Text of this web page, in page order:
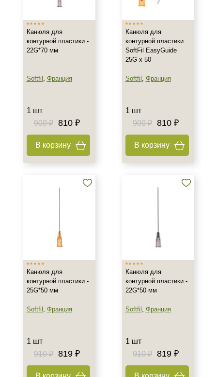
Канюля для
контурной пластики -
22G*70 мм
Softfil , Франция
1 шт
900 ₽ 810 ₽
В корзину
Канюля для
контурной пластики
SoftFil EasyGuide
25G х 50
Softfil , Франция
1 шт
900 ₽ 810 ₽
В корзину
Канюля для
контурной пластики -
25G*50 мм
Softfil , Франция
1 шт
910 ₽ 819 ₽
Канюля для
контурной пластики -
22G*50 мм
Softfil , Франция
1 шт
910 ₽ 819 ₽